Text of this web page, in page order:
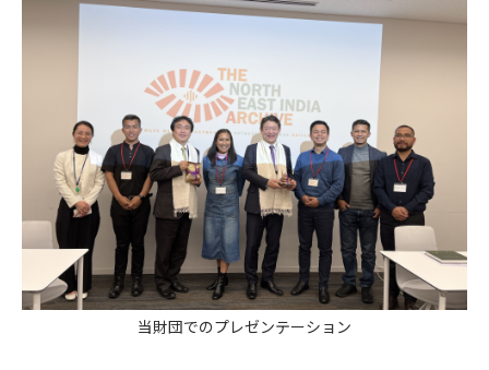
当財団でのプレゼンテーション